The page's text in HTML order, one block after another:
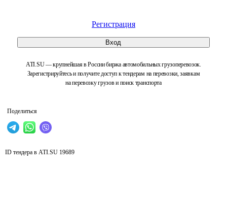
Регистрация
Вход
ATI.SU — крупнейшая в России биржа автомобильных грузоперевозок.
Зарегистрируйтесь и получите доступ к тендерам на перевозки, заявкам
на перевозку грузов и поиск транспорта
Поделиться
ID тендера в ATI.SU 19689